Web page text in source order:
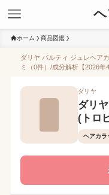
ホーム 商品図鑑
ダリヤ パルティ ジュレヘア
ミ（0件）/成分解析【2026年
ダリヤ
ダリ
(トロ
ヘアカラ